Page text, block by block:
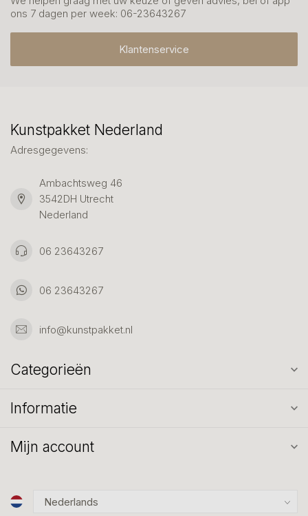
ons 7 dagen per week: 06-23643267
Klantenservice
Kunstpakket Nederland
Adresgegevens:
Ambachtsweg 46
3542DH Utrecht
Nederland
06 23643267
06 23643267
info@kunstpakket.nl
Categorieën
Informatie
Mijn account